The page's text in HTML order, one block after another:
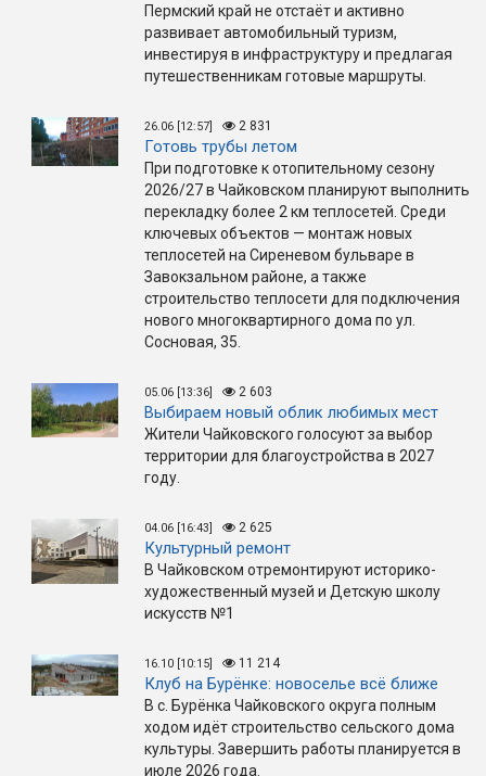
Пермский край не отстаёт и активно
развивает автомобильный туризм,
инвестируя в инфраструктуру и предлагая
путешественникам готовые маршруты.
26.06 [12:57] 2 831
Готовь трубы летом
При подготовке к отопительному сезону
2026/27 в Чайковском планируют выполнить
перекладку более 2 км теплосетей. Среди
ключевых объектов — монтаж новых
теплосетей на Сиреневом бульваре в
Завокзальном районе, а также
строительство теплосети для подключения
нового многоквартирного дома по ул.
Сосновая, 35.
05.06 [13:36] 2 603
Выбираем новый облик любимых мест
Жители Чайковского голосуют за выбор
территории для благоустройства в 2027
году.
04.06 [16:43] 2 625
Культурный ремонт
В Чайковском отремонтируют историко-
художественный музей и Детскую школу
искусств №1
16.10 [10:15] 11 214
Клуб на Бурёнке: новоселье всё ближе
В с. Бурёнка Чайковского округа полным
ходом идёт строительство сельского дома
культуры. Завершить работы планируется в
июле 2026 года.